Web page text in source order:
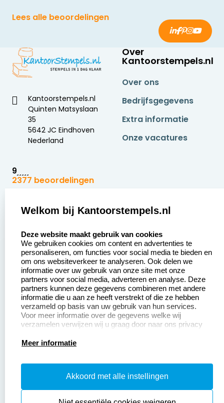
Lees alle beoordelingen
Kantoorstempels.nl
Quinten Matsyslaan
35
5642 JC Eindhoven
Nederland
9
2377 beoordelingen
Over
Kantoorstempels.nl
Over ons
Bedrijfsgegevens
Extra informatie
Onze vacatures
Zakelijk:
Aanvraag op maat
Betaling &
Verzending
Wederverkoper
worden
Sale
Klantenservice:
Contact opnemen
Veel gestelde vragen
Retourneren
Herroepingsrecht
Productinformatie:
Instructiepagina
Welkom bij Kantoorstempels.nl
Deze website maakt gebruik van cookies
We gebruiken cookies om content en advertenties te
personaliseren, om functies voor social media te bieden en
om ons websiteverkeer te analyseren. Ook delen we
informatie over uw gebruik van onze site met onze
partners voor social media, adverteren en analyse. Deze
partners kunnen deze gegevens combineren met andere
informatie die u aan ze heeft verstrekt of die ze hebben
verzameld op basis van uw gebruik van hun services.
Voor meer informatie over de gegevens welke wij
verzamelen verwijzen wij u graag door naar ons privacy
Meer informatie
Akkoord met alle instellingen